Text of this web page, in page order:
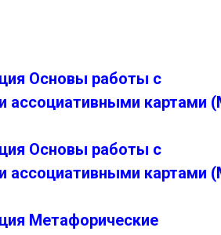
Основы работы с
ассоциативными картами
Основы работы с
ассоциативными картами
Метафорические